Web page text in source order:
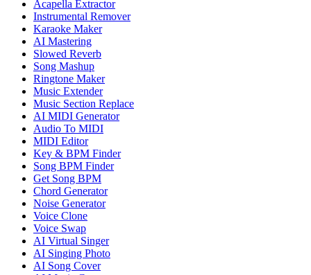
Acapella Extractor
Instrumental Remover
Karaoke Maker
AI Mastering
Slowed Reverb
Song Mashup
Ringtone Maker
Music Extender
Music Section Replace
AI MIDI Generator
Audio To MIDI
MIDI Editor
Key & BPM Finder
Song BPM Finder
Get Song BPM
Chord Generator
Noise Generator
Voice Clone
Voice Swap
AI Virtual Singer
AI Singing Photo
AI Song Cover